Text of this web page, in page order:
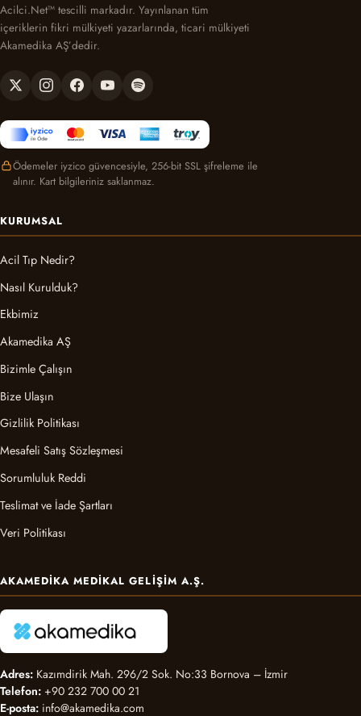
Acilci.Net™ tescilli markadır. Yayınlanan tüm
içeriklerin fikri mülkiyeti yazarlarında, ticari mülkiyeti
Akamedika AŞ’dedir.
Ödemeler iyzico güvencesiyle, 256-bit SSL şifreleme ile
alınır. Kart bilgileriniz saklanmaz.
KURUMSAL
Acil Tıp Nedir?
Nasıl Kurulduk?
Ekbimiz
Akamedika AŞ
Bizimle Çalışın
Bize Ulaşın
Gizlilik Politikası
Mesafeli Satış Sözleşmesi
Sorumluluk Reddi
Teslimat ve İade Şartları
Veri Politikası
AKAMEDIKA MEDIKAL GELIŞIM A.Ş.
Adres: Kazımdirik Mah. 296/2 Sok. No:33 Bornova – İzmir
Telefon: +90 232 700 00 21
E-posta: info@akamedika.com